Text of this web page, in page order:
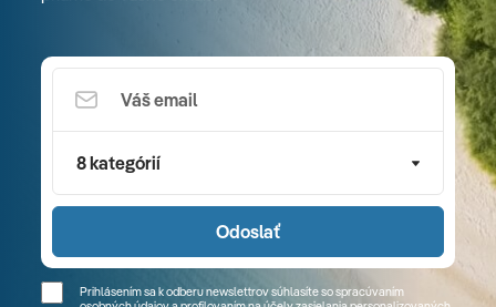
8 kategórií
Odoslať
Prihlásením sa k odberu newslettrov súhlasíte so spracúvaním